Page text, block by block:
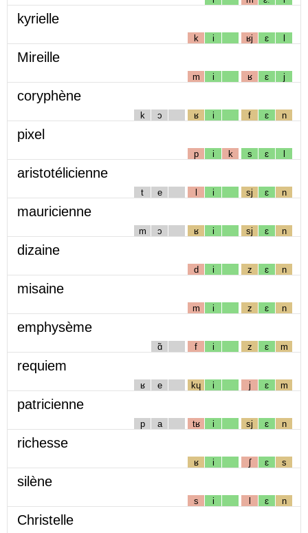
kyrielle
k i ʁj ɛ l
Mireille
m i ʁ ɛ j
coryphène
k ɔ ʁ i f ɛ n
pixel
p i k s ɛ l
aristotélicienne
t e l i sj ɛ n
mauricienne
m ɔ ʁ i sj ɛ n
dizaine
d i z ɛ n
misaine
m i z ɛ n
emphysème
ɑ̃ f i z ɛ m
requiem
ʁ e kɥ i j ɛ m
patricienne
p a tʁ i sj ɛ n
richesse
ʁ i ʃ ɛ s
silène
s i l ɛ n
Christelle